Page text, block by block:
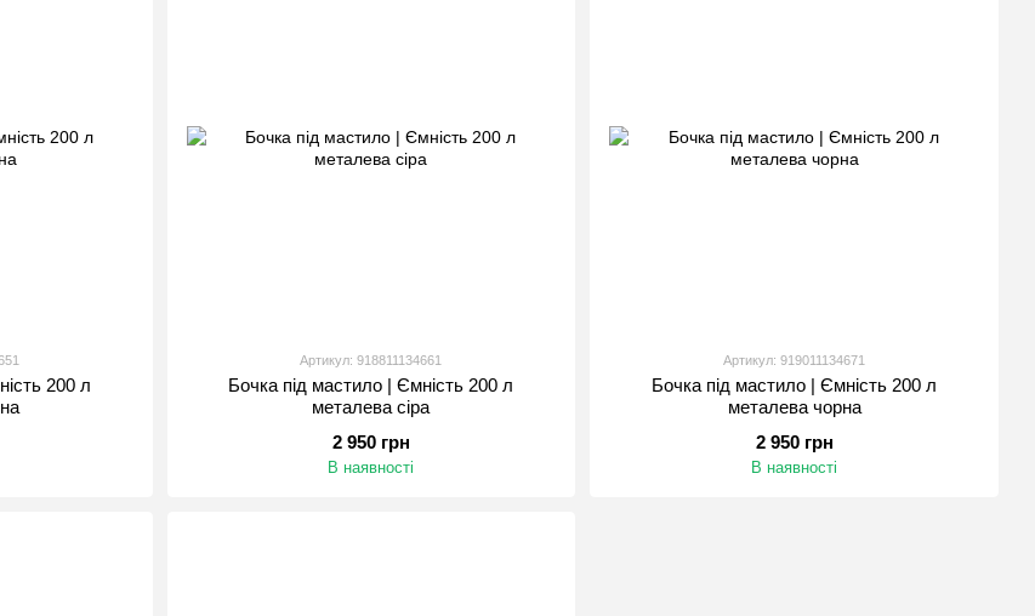
200 л
Артикул: 918811134661
Бочка під мастило | Ємність 200 л
металева сіра
2 950 грн
В наявності
Артикул: 919011134671
Бочка під мастило | Ємність 200 л
металева чорна
2 950 грн
В наявності